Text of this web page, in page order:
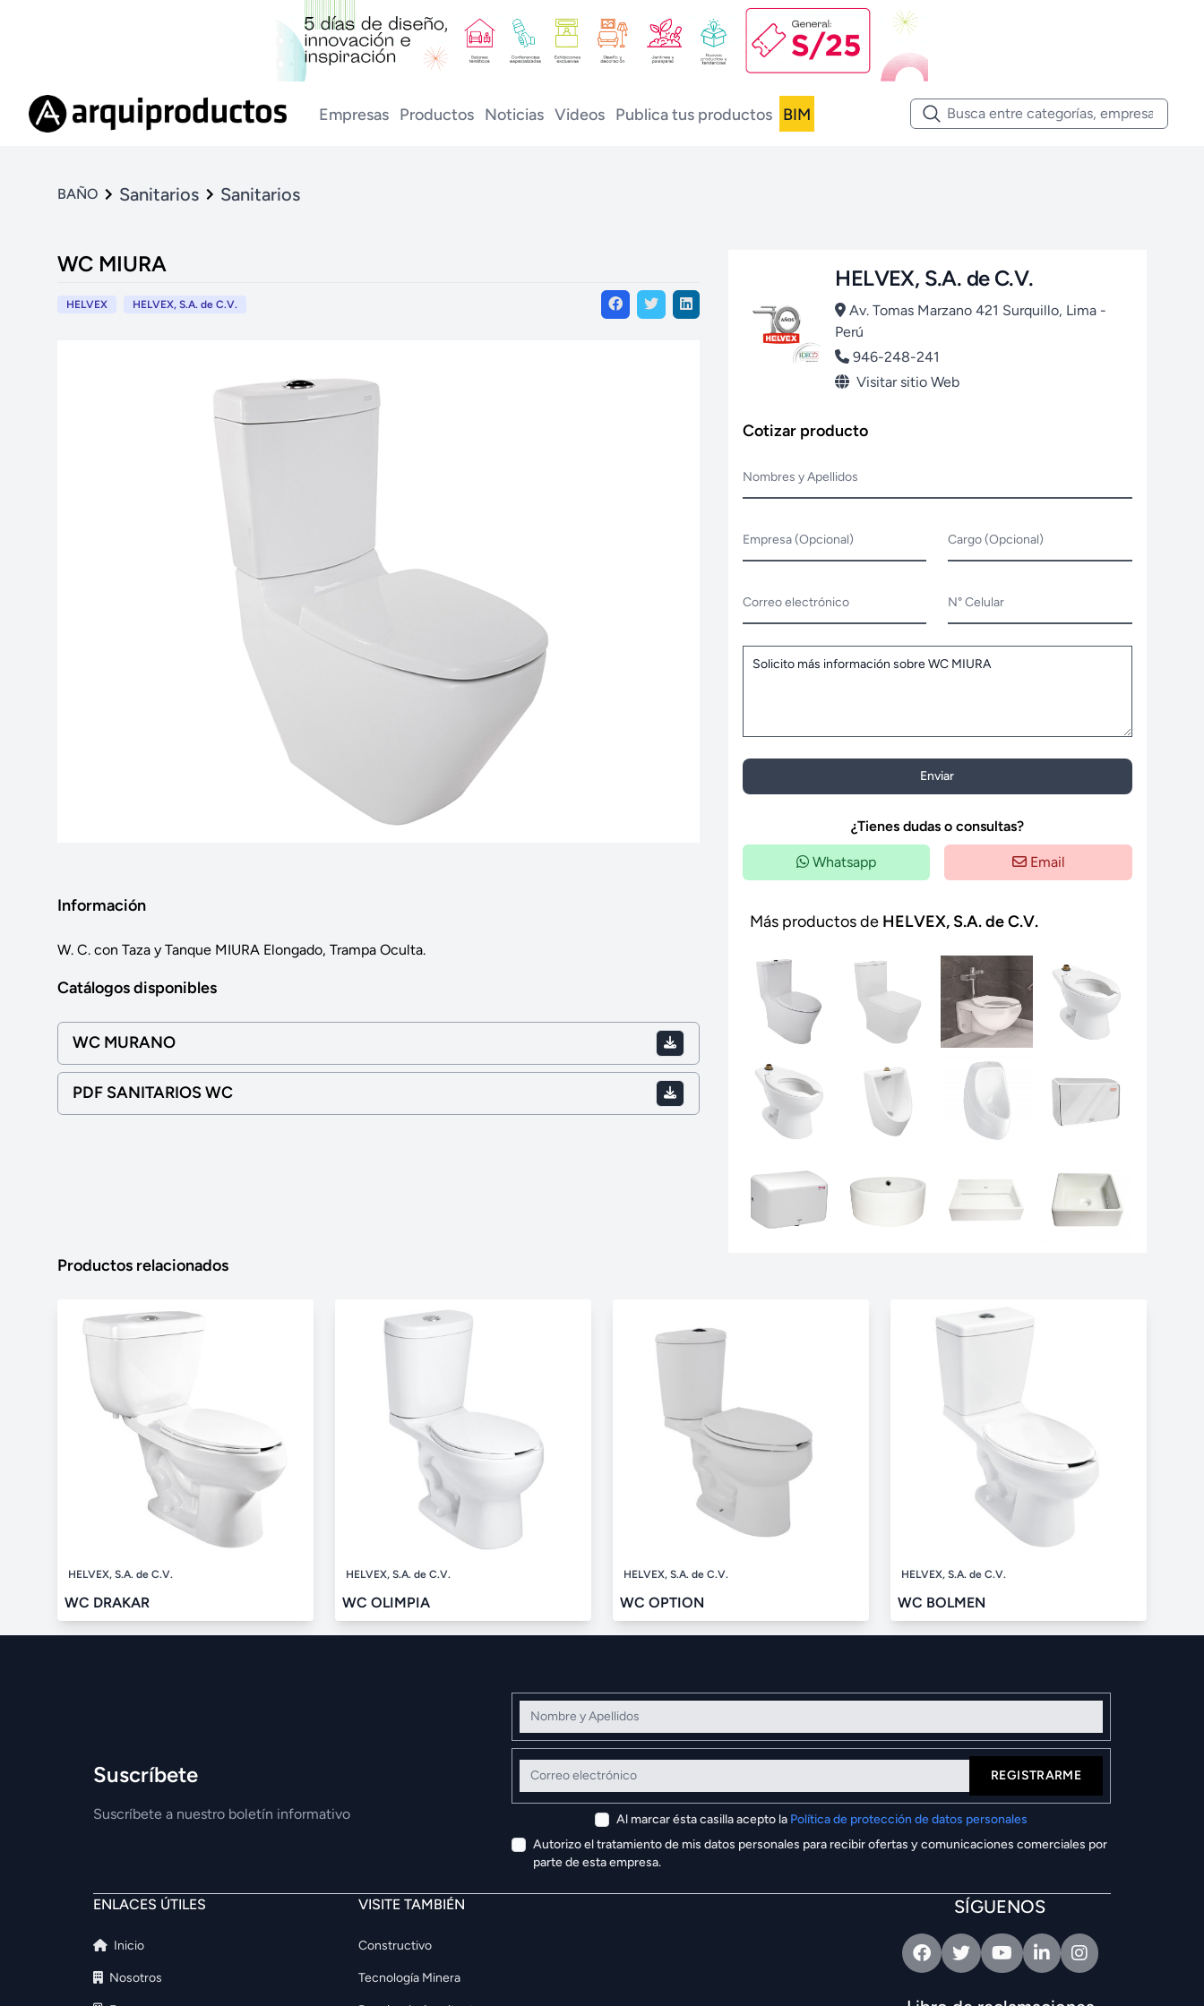
Empresas Productos Noticias Videos Publica tus productos BIM
BAÑO Sanitarios Sanitarios
WC MIURA
HELVEX HELVEX, S.A. de C.V.
Información
W. C. con Taza y Tanque MIURA Elongado, Trampa Oculta.
Catálogos disponibles
WC MURANO
PDF SANITARIOS WC
HELVEX, S.A. de C.V.
Av. Tomas Marzano 421 Surquillo, Lima -
Perú
946-248-241
Visitar sitio Web
Cotizar producto
Nombres y Apellidos
Empresa (Opcional) Cargo (Opcional)
Correo electrónico N° Celular
Enviar
¿Tienes dudas o consultas?
Whatsapp Email
Más productos de HELVEX, S.A. de C.V.
Productos relacionados
HELVEX, S.A. de C.V.
WC DRAKAR
HELVEX, S.A. de C.V.
WC OLIMPIA
HELVEX, S.A. de C.V.
WC OPTION
HELVEX, S.A. de C.V.
WC BOLMEN
Suscríbete
Suscríbete a nuestro boletín informativo
Nombre y Apellidos
Correo electrónico
REGISTRARME
Al marcar ésta casilla acepto la Política de protección de datos personales
Autorizo el tratamiento de mis datos personales para recibir ofertas y comunicaciones comerciales por
parte de esta empresa.
ENLACES ÚTILES
Inicio
Nosotros
VISITE TAMBIÉN
Constructivo
Tecnología Minera
SÍGUENOS
FacebookTwitterYoutubeLinkedinIntagram